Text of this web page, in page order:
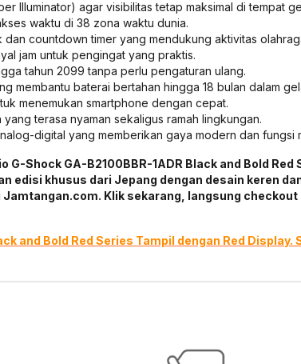
Illuminator) agar visibilitas tetap maksimal di tempat
waktu di 38 zona waktu dunia.
dan countdown timer yang mendukung aktivitas
jam untuk pengingat yang praktis.
tahun 2099 tanpa perlu pengaturan ulang.
membantu baterai bertahan hingga 18 bulan dalam
menemukan smartphone dengan cepat.
terasa nyaman sekaligus ramah lingkungan.
digital yang memberikan gaya modern dan fungsi
G-Shock GA-B2100BBR-1ADR Black and Bold
edisi khusus dari Jepang dengan desain keren
Klik sekarang, langsung
and Bold Red Series Tampil dengan Red Display.